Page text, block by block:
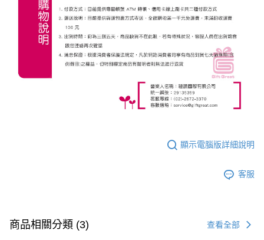
顯示電腦版詳細說明
客服
商品相關分類 (3) 查看全部